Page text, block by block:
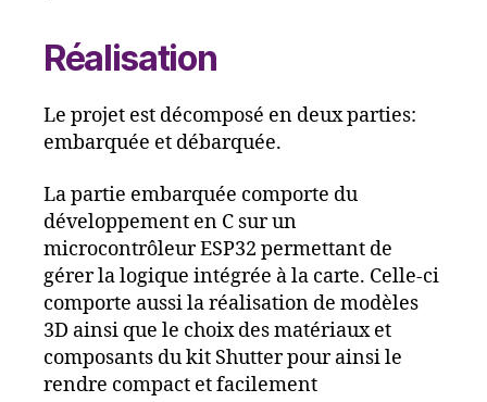
Réalisation
Le projet est décomposé en deux parties:
embarquée et débarquée.
La partie embarquée comporte du
développement en C sur un
microcontrôleur ESP32 permettant de
gérer la logique intégrée à la carte. Celle-ci
comporte aussi la réalisation de modèles
3D ainsi que le choix des matériaux et
composants du kit Shutter pour ainsi le
rendre compact et facilement